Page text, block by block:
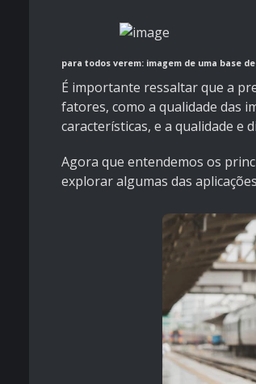
para todos verem: imagem de uma base
É importante ressaltar que a
fatores, como a qualidade das
características, e a qualidade e
Agora que entendemos os
explorar algumas das